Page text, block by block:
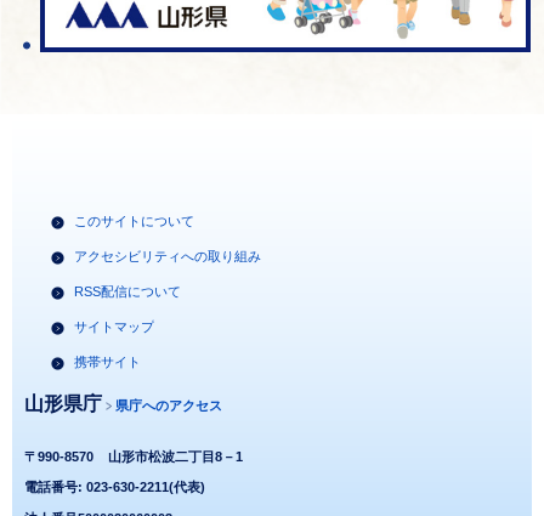
このサイトについて
アクセシビリティへの取り組み
RSS配信について
サイトマップ
携帯サイト
山形県庁 県庁へのアクセス
〒990-8570 山形市松波二丁目8－1
電話番号: 023-630-2211(代表)